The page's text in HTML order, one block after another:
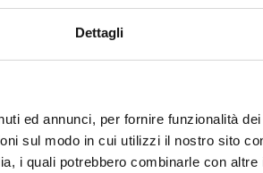
Dettagli
ed annunci, per fornire funzionalità
sul modo in cui utilizzi il nostro sito
i quali potrebbero combinarle con